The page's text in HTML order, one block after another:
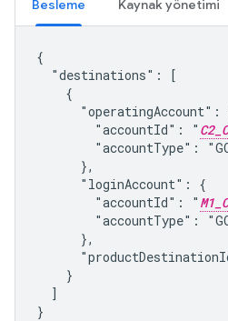
Besleme Kaynak yönetimi
{
  "destinations": [
    {
"operatingAccount":
        "accountId": "
"accountType":
      },
      "loginAccount": {
        "accountId": "
"accountType":
      },
    }
  ]
}